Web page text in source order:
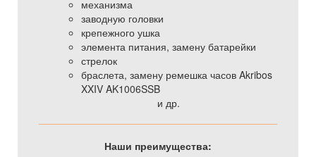
механизма
заводную головки
крепежного ушка
элемента питания, замену батарейки
стрелок
браслета, замену ремешка часов Akribos
XXIV AK1006SSB
и др.
Наши преимущества: